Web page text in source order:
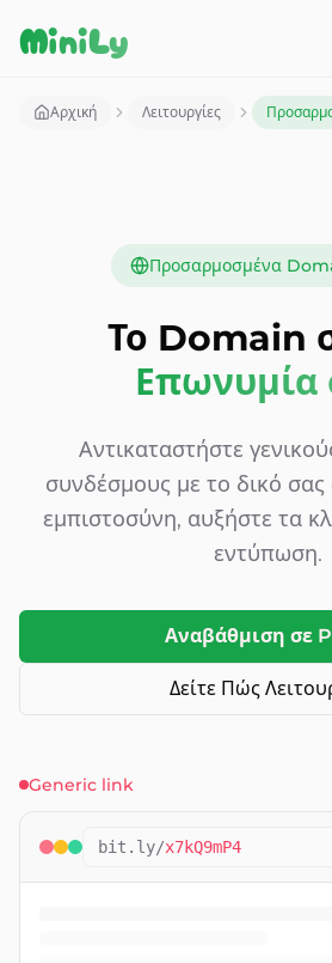
MiniLy
Αρχική Λειτουργίες
Προσαρμοσμένα
Το Domain
Επωνυμία
Αντικαταστήστε
συνδέσμους με το δικό
εμπιστοσύνη, αυξήστε τα
εντύπωση.
Αναβάθμιση σε
Δείτε Πώς
Generic link
bit.ly/x7kQ9mP4